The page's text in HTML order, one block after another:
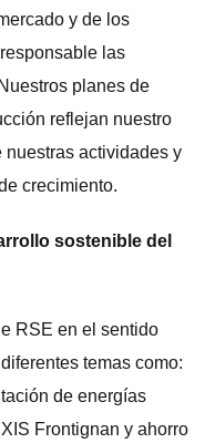
y de los
las
planes de
reflejan nuestro
actividades y
crecimiento.
sostenible del
RSE en el sentido
temas como:
de energías
Frontignan y ahorro